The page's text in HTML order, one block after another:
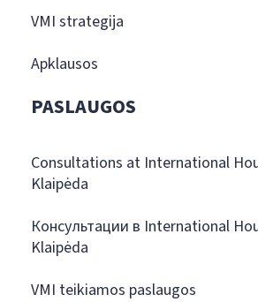
VMI strategija
Apklausos
PASLAUGOS
Consultations at International
Klaipėda
Консультации в International
Klaipėda
VMI teikiamos paslaugos